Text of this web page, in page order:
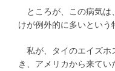
ところが、この病気は
けが例外的に多いという
私が、タイのエイズホ
き、アメリカから来てい